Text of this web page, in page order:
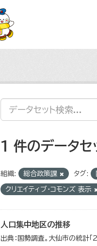
1 件のデータセ
組織: 総合政策課 タグ:
クリエイティブ・コモンズ 表示
人口集中地区の推移
出典：国勢調査。大仙市の統計